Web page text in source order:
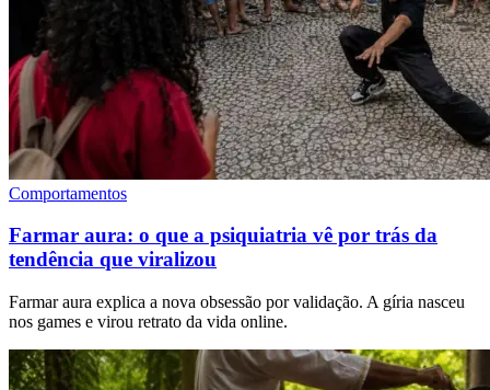
Comportamentos
Farmar aura: o que a psiquiatria vê por trás da
tendência que viralizou
Farmar aura explica a nova obsessão por validação. A gíria nasceu
nos games e virou retrato da vida online.